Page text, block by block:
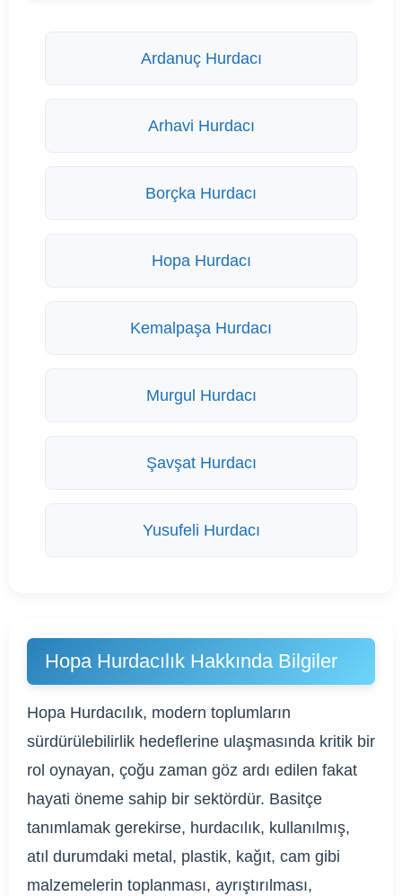
Ardanuç Hurdacı
Arhavi Hurdacı
Borçka Hurdacı
Hopa Hurdacı
Kemalpaşa Hurdacı
Murgul Hurdacı
Şavşat Hurdacı
Yusufeli Hurdacı
Hopa Hurdacılık Hakkında Bilgiler
Hopa Hurdacılık, modern toplumların
sürdürülebilirlik hedeflerine ulaşmasında kritik bir
rol oynayan, çoğu zaman göz ardı edilen fakat
hayati öneme sahip bir sektördür. Basitçe
tanımlamak gerekirse, hurdacılık, kullanılmış,
atıl durumdaki metal, plastik, kağıt, cam gibi
malzemelerin toplanması, ayrıştırılması,